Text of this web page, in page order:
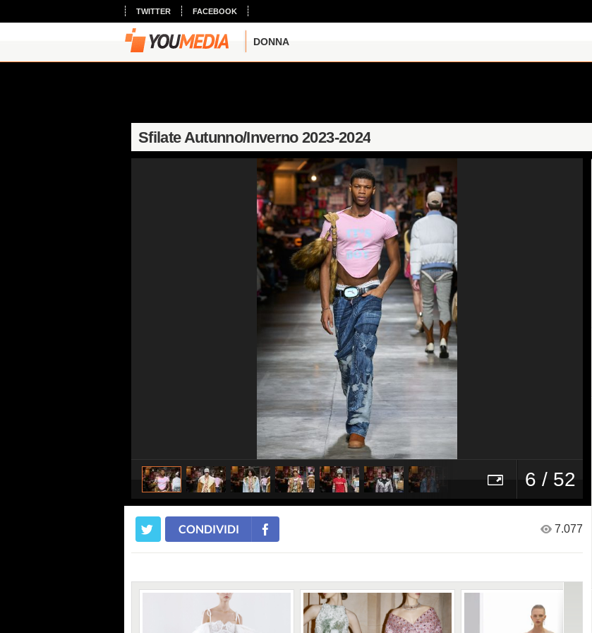
TWITTER FACEBOOK
DONNA
Sfilate Autunno/Inverno 2023-2024
6 / 52
CONDIVIDI 7.077